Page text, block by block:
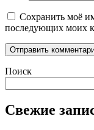
Сохранить моё
последующих моих
Поиск
Свежие